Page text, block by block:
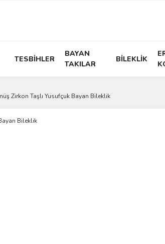
TESBİHLER
BAYAN
TAKILAR
BİLEKLİK
Zirkon Taşlı Yusufçuk Bayan Bileklik